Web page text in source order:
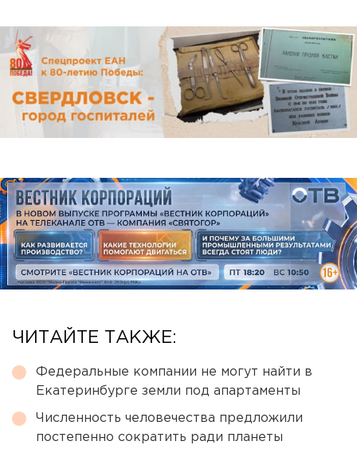
ЧИТАЙТЕ ТАКЖЕ:
Федеральные компании не могут найти в
Екатеринбурге земли под апартаменты
Численность человечества предложили
постепенно сократить ради планеты